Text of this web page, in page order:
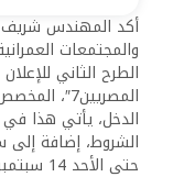
أكد المهندس شريف
والمجتمعات
الطرح الثاني
الدخل، يأتي هذا
الشروط، إضافة إلى
حتى الأحد 14 سبتمبر 2025.